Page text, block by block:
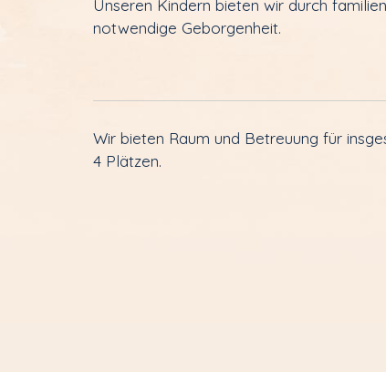
Unseren Kindern bieten wir durch
notwendige Geborgenheit.
Wir bieten Raum und Betreuung für
4 Plätzen.